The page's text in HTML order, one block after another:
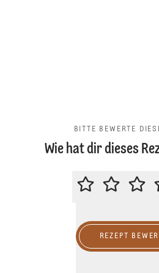
BITTE BEWERTE
Wie hat dir dieses
REZEPT